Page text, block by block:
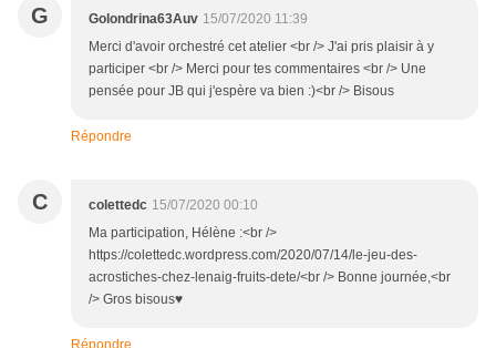
G Golondrina63Auv 15/07/2020 11:39
Merci d'avoir orchestré cet atelier <br /> J'ai pris plaisir à y
participer <br /> Merci pour tes commentaires <br /> Une
pensée pour JB qui j'espère va bien :)<br /> Bisous
Répondre
C colettedc 15/07/2020 00:10
Ma participation, Hélène :<br />
https://colettedc.wordpress.com/2020/07/14/le-jeu-des-
acrostiches-chez-lenaig-fruits-dete/<br /> Bonne journée,<br
/> Gros bisous♥
Répondre